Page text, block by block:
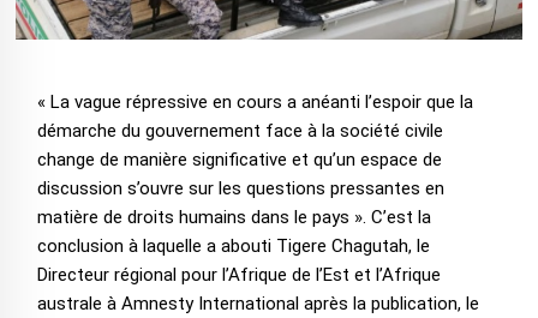
« La vague répressive en cours a anéanti l’espoir que la
démarche du gouvernement face à la société civile
change de manière significative et qu’un espace de
discussion s’ouvre sur les questions pressantes en
matière de droits humains dans le pays ». C’est la
conclusion à laquelle a abouti Tigere Chagutah, le
Directeur régional pour l’Afrique de l’Est et l’Afrique
australe à Amnesty International après la publication, le